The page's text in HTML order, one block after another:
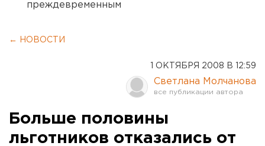
преждевременным
← НОВОСТИ
1 ОКТЯБРЯ 2008 В 12:59
Светлана Молчанова
Больше половины
льготников отказались от